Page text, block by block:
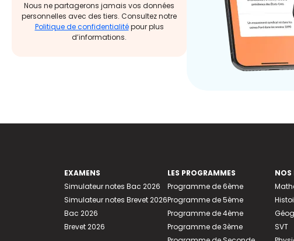
Nous ne partagerons jamais vos données
personnelles avec des tiers. Consultez notre
Politique de confidentialitépour plus
d’informations.
EXAMENS
Simulateur notes Bac 2026
Simulateur notes Brevet 2026
Bac 2026
Brevet 2026
LES PROGRAMMES
Programme de 6ème
Programme de 5ème
Programme de 4ème
Programme de 3ème
NOS
SVT